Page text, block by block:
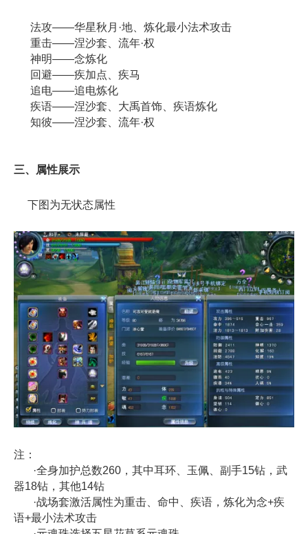
法攻——华星秋月·地、炼化最小法术攻击
重击——涅沙套、流年·权
神明——念炼化
回避——疾加点、疾马
追电——追电炼化
疾语——涅沙套、大禹首饰、疾语炼化
知彼——涅沙套、流年·权
三、属性展示
下图为无状态属性
注：
·全身加护总数260，其中耳环、玉佩、副手15钻，武
器18钻，其他14钻
·战场套激活属性为重击、命中、疾语，炼化为念+疾
语+最小法术攻击